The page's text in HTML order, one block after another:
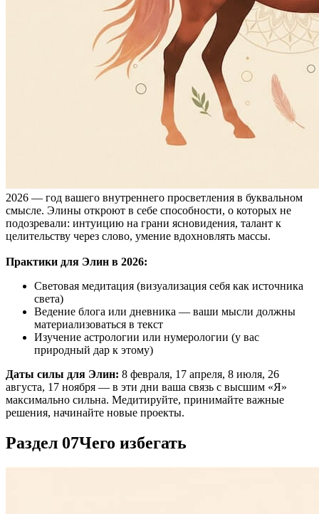
2026 — год вашего внутреннего просветления в буквальном
смысле. Элины откроют в себе способности, о которых не
подозревали: интуицию на грани ясновидения, талант к
целительству через слово, умение вдохновлять массы.
Практики для Элин в 2026:
Световая медитация (визуализация себя как источника
света)
Ведение блога или дневника — ваши мысли должны
материализоваться в текст
Изучение астрологии или нумерологии (у вас
природный дар к этому)
Даты силы для Элин: 8 февраля, 17 апреля, 8 июля, 26
августа, 17 ноября — в эти дни ваша связь с высшим «Я»
максимально сильна. Медитируйте, принимайте важные
решения, начинайте новые проекты.
Раздел 07Чего избегать